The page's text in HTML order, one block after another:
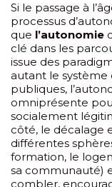
Si le passage à
processus
que l’autonomie
clé dans les
issue des
autant le
publiques,
omniprésente
socialement
côté, le décalage
différentes
formation, le
sa communauté)
combler,